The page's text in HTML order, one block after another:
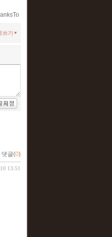
기
댓글(0)
13:51